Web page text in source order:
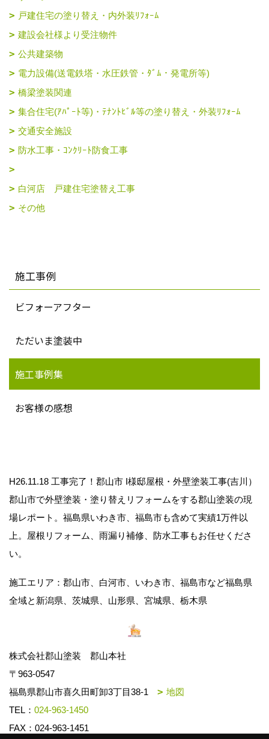
戸建住宅の塗り替え・内外装ﾘﾌｫｰﾑ
建設会社様より受注物件
公共建築物
電力設備(送電鉄塔・水圧鉄管・ﾀﾞﾑ・発電所等)
橋梁塗装関連
集合住宅(ｱﾊﾟｰﾄ等)・ﾃﾅﾝﾄﾋﾞﾙ等の塗り替え・外装ﾘﾌｫｰﾑ
交通安全施設
防水工事・ｺﾝｸﾘｰﾄ防食工事
白河店 戸建住宅塗替え工事
その他
施工事例
ビフォーアフター
ただいま塗装中
施工事例集
お客様の感想
H26.11.18 工事完了！郡山市 I様邸屋根・外壁塗装工事(吉川）
郡山市で外壁塗装・塗り替えリフォームをする郡山塗装の現
場レポート。福島県いわき市、福島市も含めて実績1万件以
上。屋根リフォーム、雨漏り補修、防水工事もお任せくださ
い。
施工エリア：郡山市、白河市、いわき市、福島市など福島県
全域と新潟県、茨城県、山形県、宮城県、栃木県
株式会社郡山塗装 郡山本社
〒963-0547
福島県郡山市喜久田町卸3丁目38-1
地図
TEL： 024-963-1450
FAX：024-963-1451